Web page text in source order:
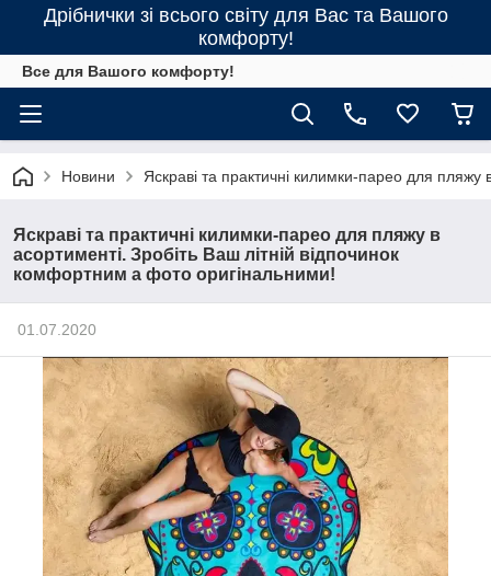
Дрібнички зі всього світу для Вас та Вашого
комфорту!
Все для Вашого комфорту!
Новини Яскраві та практичні килимки-парео для
Яскраві та практичні килимки-парео для пляжу в
асортименті. Зробіть Ваш літній відпочинок
комфортним а фото оригінальними!
01.07.2020